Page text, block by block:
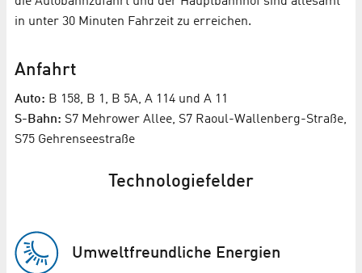
in unter 30 Minuten Fahrzeit zu erreichen.
Anfahrt
Auto: B 158, B 1, B 5A, A 114 und A 11
S-Bahn: S7 Mehrower Allee, S7 Raoul-Wallenberg-Straße,
S75 Gehrenseestraße
Technologiefelder
Umweltfreundliche Energien